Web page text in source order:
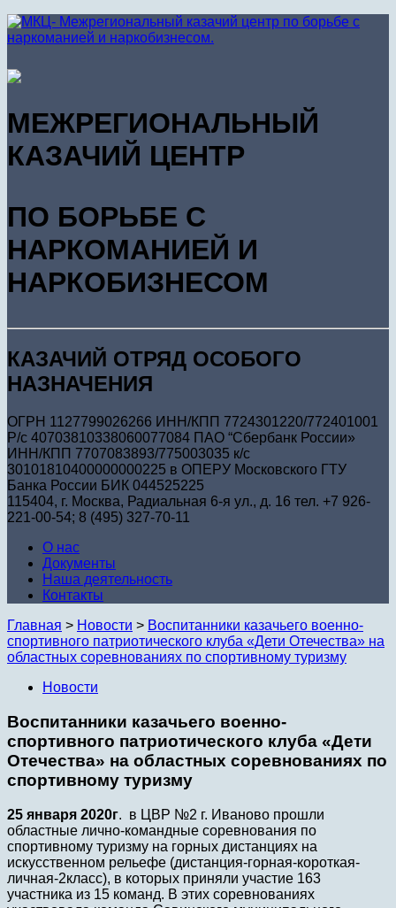
МЕЖРЕГИОНАЛЬНЫЙ
КАЗАЧИЙ ЦЕНТР
ПО БОРЬБЕ С
НАРКОМАНИЕЙ И
НАРКОБИЗНЕСОМ
КАЗАЧИЙ ОТРЯД ОСОБОГО
НАЗНАЧЕНИЯ
ОГРН 1127799026266 ИНН/КПП 7724301220/772401001
Р/с 40703810338060077084 ПАО “Сбербанк России»
ИНН/КПП 7707083893/775003035 к/с
30101810400000000225 в ОПЕРУ Московского ГТУ
Банка России БИК 044525225
115404, г. Москва, Радиальная 6-я ул., д. 16 тел. +7 926-
221-00-54; 8 (495) 327-70-11
О нас
Документы
Наша деятельность
Контакты
Главная > Новости > Воспитанники казачьего военно-
спортивного патриотического клуба «Дети Отечества» на
областных соревнованиях по спортивному туризму
Новости
Воспитанники казачьего военно-
спортивного патриотического клуба «Дети
Отечества» на областных соревнованиях по
спортивному туризму
25 января 2020г. в ЦВР №2 г. Иваново прошли
областные лично-командные соревнования по
спортивному туризму на горных дистанциях на
искусственном рельефе (дистанция-горная-короткая-
личная-2класс), в которых приняли участие 163
участника из 15 команд. В этих соревнованиях